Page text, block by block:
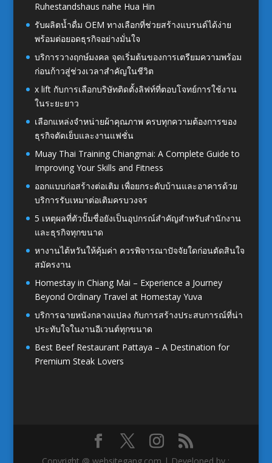
Ruhestandshaus nahe Hua Hin
รับผลิตน้ำดื่ม OEM ทางเลือกที่ช่วยสร้างแบรนด์ได้ง่าย
พร้อมต่อยอดธุรกิจอย่างมั่นใจ
บริการวางฤกษ์มงคล จุดเริ่มต้นของการเตรียมความพร้อม
ก่อนก้าวสู่ช่วงเวลาสำคัญในชีวิต
x lift กับการเลือกบริษัทติดตั้งลิฟท์ที่ตอบโจทย์การใช้งาน
ในระยะยาว
เลือกแหล่งจำหน่ายผ้าคุณภาพ ครบทุกความต้องการของ
ธุรกิจตัดเย็บและงานแฟชั่น
Muay Thai Training Chiangmai: A Complete Guide to
Improving Your Skills and Fitness
ออกแบบก่อสร้างต่อเติม เพื่อยกระดับบ้านและอาคารด้วย
บริการรับเหมาต่อเติมครบวงจร
5 เหตุผลที่ตัวปั๊มชื่อยังเป็นอุปกรณ์สำคัญสำหรับสำนักงาน
และธุรกิจทุกขนาด
หางานไต้หวันให้คุ้มค่า ควรพิจารณาปัจจัยใดก่อนตัดสินใจ
สมัครงาน
Homestay in Chiang Mai – Experience a Journey
Beyond Ordinary Travel at Homestay Yuva
บริการฉายหนังกลางแปลง กับการสร้างประสบการณ์ที่น่า
ประทับใจในงานอีเวนต์ทุกขนาด
Best Beef Restaurant Pattaya – A Destination for
Premium Steak Lovers
Copyright @ websitegang.com | Developed by :